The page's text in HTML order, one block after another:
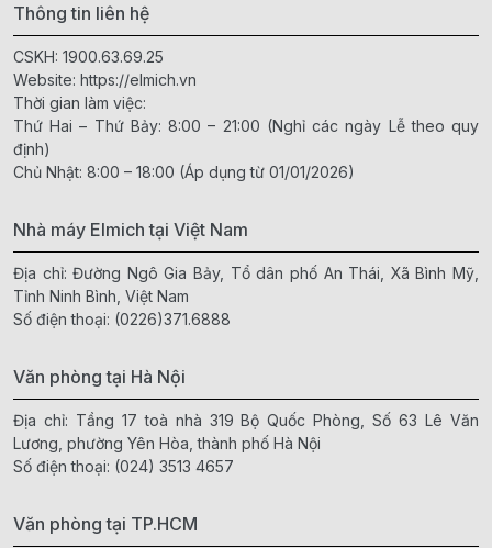
Thông tin liên hệ
CSKH: 1900.63.69.25
Website: https://elmich.vn
Thời gian làm việc:
Thứ Hai – Thứ Bảy: 8:00 – 21:00 (Nghỉ các ngày Lễ theo quy
định)
Chủ Nhật: 8:00 – 18:00 (Áp dụng từ 01/01/2026)
Nhà máy Elmich tại Việt Nam
Địa chỉ: Đường Ngô Gia Bảy, Tổ dân phố An Thái, Xã Bình Mỹ,
Tỉnh Ninh Bình, Việt Nam
Số điện thoại: (0226)371.6888
Văn phòng tại Hà Nội
Địa chỉ: Tầng 17 toà nhà 319 Bộ Quốc Phòng, Số 63 Lê Văn
Lương, phường Yên Hòa, thành phố Hà Nội
Số điện thoại: (024) 3513 4657
Văn phòng tại TP.HCM